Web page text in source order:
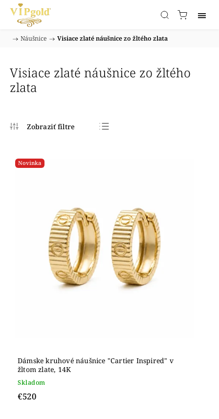
/ Náušnice / Visiace zlaté náušnice zo žltého zlata
Visiace zlaté náušnice zo žltého
zlata
Novinka
Dámske kruhové náušnice "Cartier Inspired" v
žltom zlate, 14K
Skladom
€520